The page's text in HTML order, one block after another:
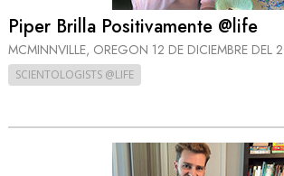
Piper Brilla Positivamente @life
MCMINNVILLE, OREGON 12 DE DICIEMBRE DEL
SCIENTOLOGISTS @LIFE